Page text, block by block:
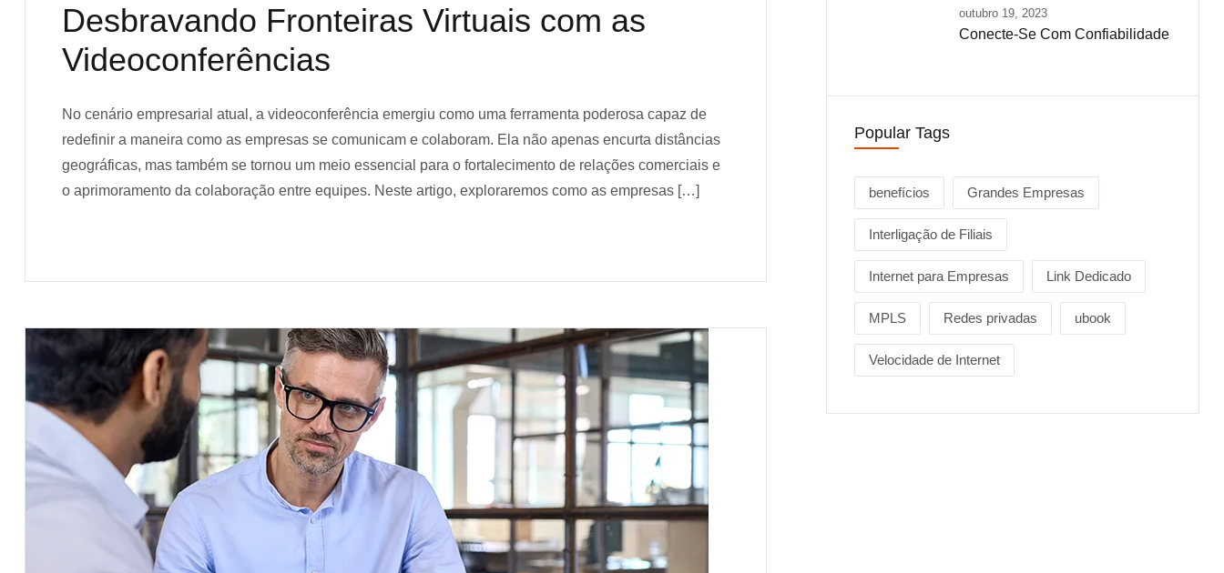
Desbravando Fronteiras Virtuais com as
Videoconferências
No cenário empresarial atual, a videoconferência emergiu como uma ferramenta poderosa capaz de
redefinir a maneira como as empresas se comunicam e colaboram. Ela não apenas encurta distâncias
geográficas, mas também se tornou um meio essencial para o fortalecimento de relações comerciais e
o aprimoramento da colaboração entre equipes. Neste artigo, exploraremos como as empresas […]
outubro 19, 2023
Conecte-Se Com Confiabilidade
Popular Tags
benefícios Grandes Empresas
Interligação de Filiais
Internet para Empresas Link Dedicado
MPLS Redes privadas ubook
Velocidade de Internet